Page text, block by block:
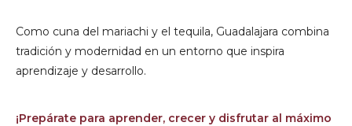
Como cuna del mariachi y el tequila, Guadalajara combina
tradición y modernidad en un entorno que inspira
aprendizaje y desarrollo.
¡Prepárate para aprender, crecer y disfrutar al máximo